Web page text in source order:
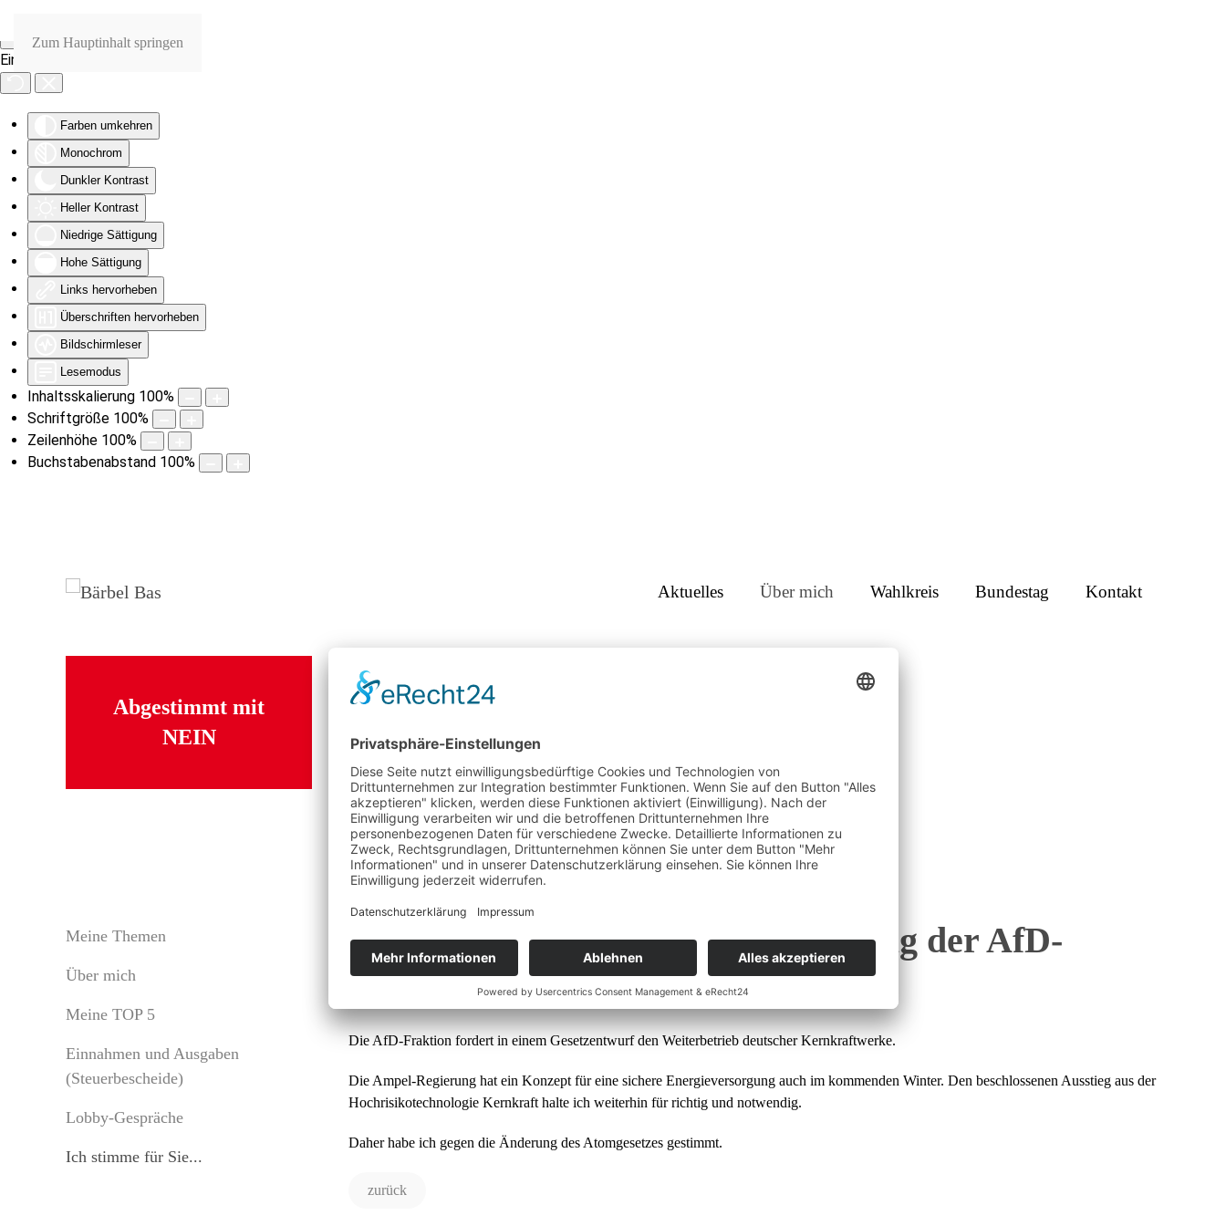
Eingabehilfen öffnen
Farben umkehren
Monochrom
Dunkler Kontrast
Heller Kontrast
Niedrige Sättigung
Hohe Sättigung
Links hervorheben
Überschriften hervorheben
Bildschirmleser
Lesemodus
Inhaltsskalierung 100%
Schriftgröße 100%
Zeilenhöhe 100%
Buchstabenabstand 100%
Zum Hauptinhalt springen
Aktuelles Über mich Wahlkreis Bundestag Kontakt
Abgestimmt mit
NEIN
Meine Themen
Über mich
Meine TOP 5
Einnahmen und Ausgaben
(Steuerbescheide)
Lobby-Gespräche
Ich stimme für Sie...
Änderung des Atomgesetzes (Antrag der AfD-
Fraktion)
Die AfD-Fraktion fordert in einem Gesetzentwurf den Weiterbetrieb deutscher Kernkraftwerke.
Die Ampel-Regierung hat ein Konzept für eine sichere Energieversorgung auch im kommenden Winter. Den beschlossenen Ausstieg aus der
Hochrisikotechnologie Kernkraft halte ich weiterhin für richtig und notwendig.
Daher habe ich gegen die Änderung des Atomgesetzes gestimmt.
zurück